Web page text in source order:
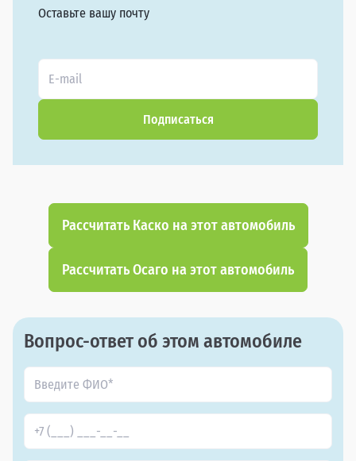
Оставьте вашу почту
Подписаться
Рассчитать Каско на этот автомобиль
Рассчитать Осаго на этот автомобиль
Вопрос-ответ об этом автомобиле